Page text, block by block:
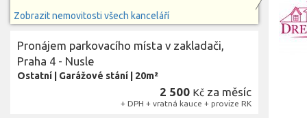
Lokalita
Lokalita
Cena
Zobrazit nemovitosti všech kanceláří
Pronájem parkovacího místa v zakladači,
Praha 4 - Nusle
Ostatní Garážové stání 20m²
2 500 Kč za měsíc
+ DPH + vratná kauce + provize RK